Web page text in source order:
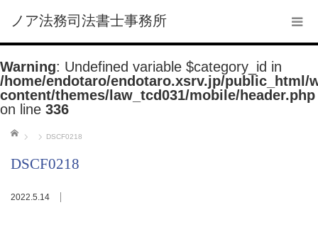
ノア法務司法書士事務所
Warning: Undefined variable $category_id in
/home/endotaro/endotaro.xsrv.jp/public_html/
content/themes/law_tcd031/mobile/header.php
on line 336
ホーム
DSCF0218
DSCF0218
2022.5.14